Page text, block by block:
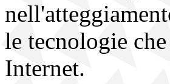
le tecnologie
Internet.